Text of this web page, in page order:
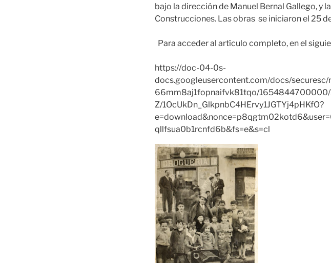
bajo la dirección de Manuel Bernal Gallego, y
Construcciones. Las obras se iniciaron el 25
Para acceder al artículo completo, en el
https://doc-04-0s-
docs.googleusercontent.com/docs/
66mm8aj1fopnaifvk81tqo/
Z/1OcUkDn_GlkpnbC4HErvy1JGTYj4pHKfO?
qllfsua0b1rcnfd6b&fs=e&s=cl